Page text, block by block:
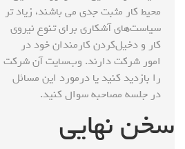
محیط کار مثبت جدی می باشند، زیاد تر
سیاست‌های آشکاری برای تنوع نیروی
کار و دخیل‌کردن کارمندان خود در
امور شرکت دارند. وب‌سایت آن شرکت
را بازدید کنید یا درمورد این مسائل
در جلسه مصاحبه سوال کنید.
سخن نهایی